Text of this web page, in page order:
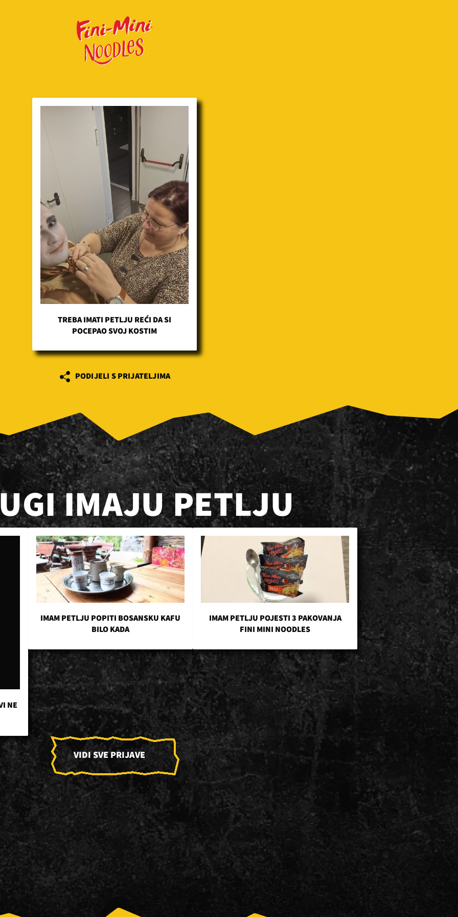
TREBA IMATI PETLJU REĆI DA SI
POCEPAO SVOJ KOSTIM
PODIJELI S PRIJATELJIMA
IMAJU PETLJU
NE
IMAM PETLJU POPITI BOSANSKU KAFU
BILO KADA
IMAM PETLJU POJESTI 3 PAKOVANJA
FINI MINI NOODLES
VIDI SVE PRIJAVE